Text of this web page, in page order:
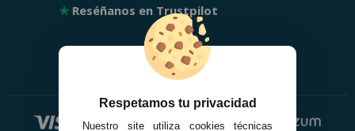
★ Reséñanos en Trustpilot
Respetamos tu privacidad
Nuestro site utiliza cookies técnicas